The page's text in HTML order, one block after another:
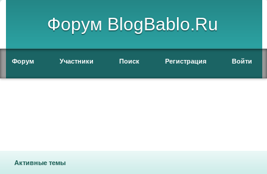
Форум BlogBablo.Ru
Форум Участники Поиск Регистрация Войти
Активные темы